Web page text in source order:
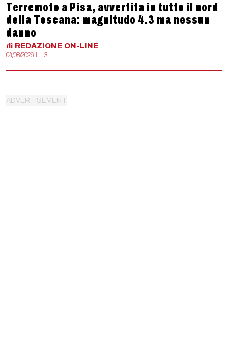
Terremoto a Pisa, avvertita in tutto il nord
della Toscana: magnitudo 4.3 ma nessun
danno
di REDAZIONE ON-LINE
04/08/2026 11:13